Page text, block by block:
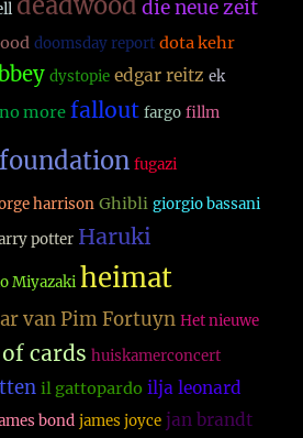
die neue zeit
doomsday report dota kehr
dystopie edgar reitz ek
more fallout fargo fillm
foundation fugazi
harrison Ghibli giorgio bassani
potter Haruki
Miyazaki heimat
van Pim Fortuyn Het nieuwe
cards huiskamerconcert
il gattopardo ilja leonard
bond james joyce jan brandt